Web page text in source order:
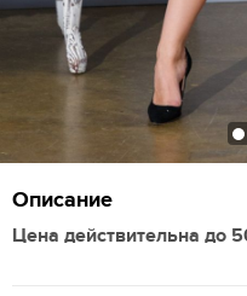
Описание
Цена действительна до